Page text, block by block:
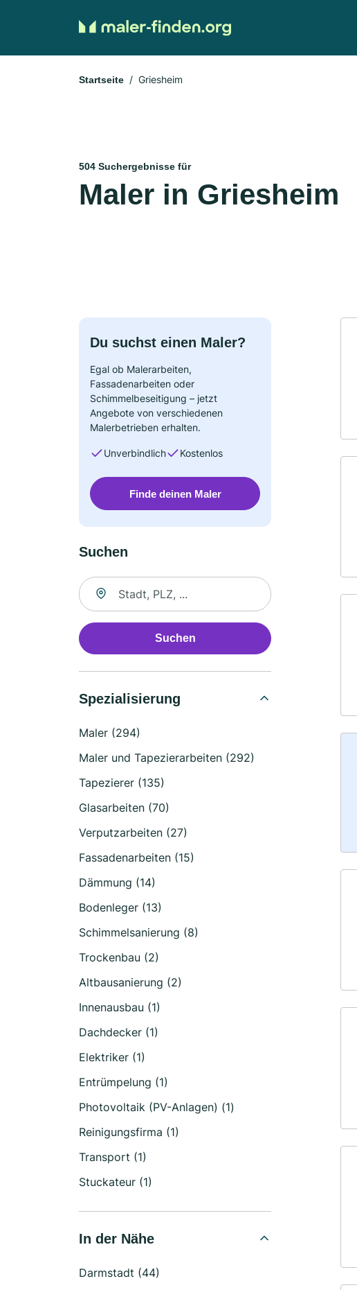
Startseite Griesheim
504 Suchergebnisse für
Maler in Griesheim
Du suchst einen Maler?
Egal ob Malerarbeiten,
Fassadenarbeiten oder
Schimmelbeseitigung – jetzt
Angebote von verschiedenen
Malerbetrieben erhalten.
Unverbindlich Kostenlos
Finde deinen Maler
Suchen
Suche nach Ort
Suchen
Spezialisierung
Maler (294)
Maler und Tapezierarbeiten (292)
Tapezierer (135)
Glasarbeiten (70)
Verputzarbeiten (27)
Fassadenarbeiten (15)
Dämmung (14)
Bodenleger (13)
Schimmelsanierung (8)
Trockenbau (2)
Altbausanierung (2)
Innenausbau (1)
Dachdecker (1)
Elektriker (1)
Entrümpelung (1)
Photovoltaik (PV-Anlagen) (1)
Reinigungsfirma (1)
Transport (1)
Stuckateur (1)
In der Nähe
Darmstadt (44)